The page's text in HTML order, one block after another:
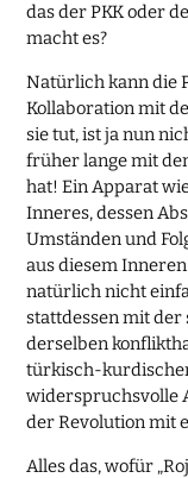
das der PKK oder
macht es?
Natürlich kann die
Kollaboration mit
sie tut, ist ja nun
früher lange mit
hat! Ein Apparat
Inneres, dessen
Umständen und
aus diesem
natürlich nicht
stattdessen mit
derselben
türkisch-
widerspruchsvolle
der Revolution mit
Alles das, wofür